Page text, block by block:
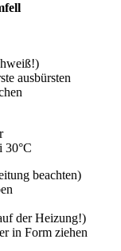
ausbürsten
beachten)
der Heizung!)
in Form ziehen